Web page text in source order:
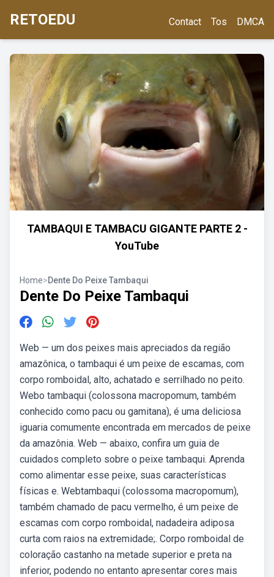
RETOEDU Contact Tos DMCA
TAMBAQUI E TAMBACU GIGANTE PARTE 2 -
YouTube
Home>Dente Do Peixe Tambaqui
Dente Do Peixe Tambaqui
Web — um dos peixes mais apreciados da região
amazônica, o tambaqui é um peixe de escamas, com
corpo romboidal, alto, achatado e serrilhado no peito.
Webo tambaqui (colossona macropomum, também
conhecido como pacu ou gamitana), é uma deliciosa
iguaria comumente encontrada em mercados de peixe
da amazônia. Web — abaixo, confira um guia de
cuidados completo sobre o peixe tambaqui. Aprenda
como alimentar esse peixe, suas características
físicas e. Webtambaqui (colossoma macropomum),
também chamado de pacu vermelho, é um peixe de
escamas com corpo romboidal, nadadeira adiposa
curta com raios na extremidade;. Corpo romboidal de
coloração castanho na metade superior e preta na
inferior, podendo no entanto apresentar cores mais